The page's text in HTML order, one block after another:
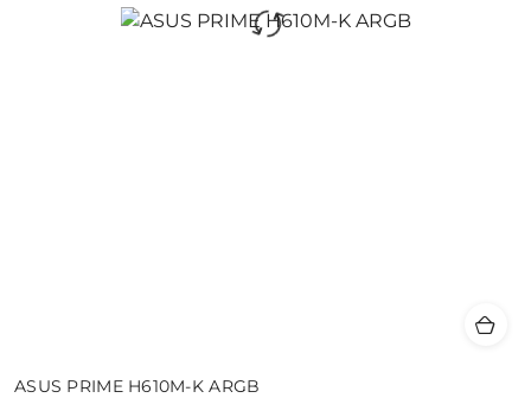
ASUS PRIME H610M-K ARGB